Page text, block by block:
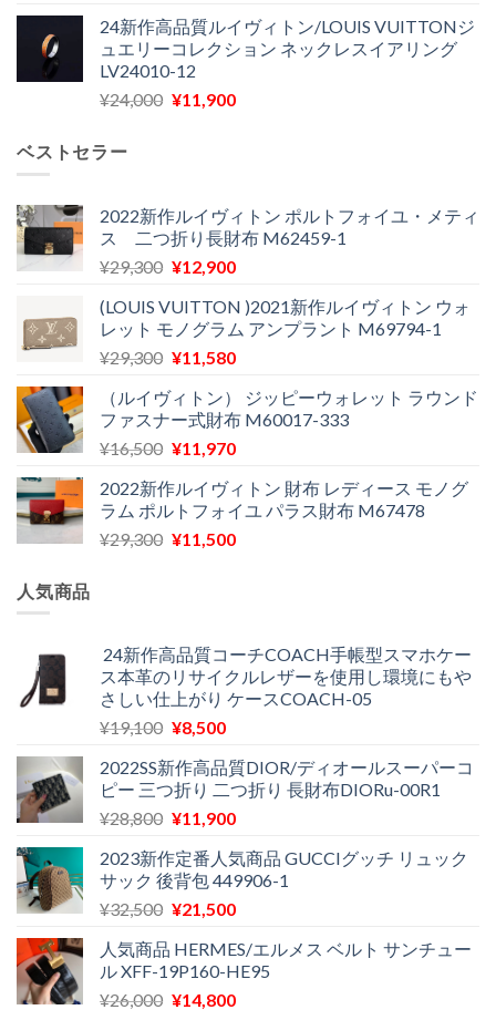
し
た。
で
す。
価
格
は
¥30,400
の
価
は
24新作高品質ルイヴィトン/LOUIS VUITTONジ
ュエリーコレクション ネックレスイアリング
LV24010-12
¥24,000 元
¥24,000
で
し
¥11,900現
は
¥11,900
で
ベストセラー
2022新作ルイヴィトン ポルトフォイユ・メティ
ス 二つ折り長財布 M62459-1
¥29,300 元
価
格
は
で
し
た。
¥12,900現
の
価
格
¥12,900
で
す。
(LOUIS VUITTON )2021新作ルイヴィトン ウォ
レット モノグラム アンプラント M69794-1
¥29,300 元
価
格
は
で
し
た。
¥11,580現
の
価
格
¥11,580
で
す。
（ルイヴィトン） ジッピーウォレット ラウンド
ファスナー式財布 M60017-333
¥16,500 元
価
格
は
¥11,970現
の
価
格
2022新作ルイヴィトン 財布 レディース モノグ
ラム ポルトフォイユ パラス財布 M67478
¥29,300 元
¥29,300
で
し
た。
¥11,500現
は
¥11,500
で
人気商品
24新作高品質コーチCOACH手帳型スマホケー
ス本革のリサイクルレザーを使用し環境にもや
さしい仕上がり ケースCOACH-05
¥19,100 元
価
格
は
で
し
た。
¥8,500現
の
価
格
¥8,500
で
す。
2022SS新作高品質DIOR/ディオールスーパーコ
ピー 三つ折り 二つ折り 長財布DIORu-00R1
¥28,800 元
価
格
は
で
し
た。
¥11,900現
の
価
格
¥11,900
で
す。
2023新作定番人気商品 GUCCIグッチ リュック
サック 後背包 449906-1
¥32,500 元
価
格
は
¥21,500現
の
価
格
人気商品 HERMES/エルメス ベルト サンチュー
ル XFF-19P160-HE95
¥26,000 元
¥14,800現